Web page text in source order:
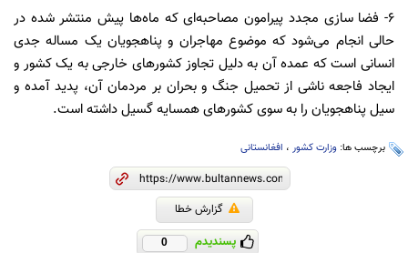
۶- فضا سازی مجدد پیرامون مصاحبه‌ای که ماه‌ها پیش منتشر شده در
حالی انجام می‌شود که موضوع مهاجران و پناهجویان یک مساله جدی
انسانی است که عمده آن به دلیل تجاوز کشور‌های خارجی به یک کشور و
ایجاد فاجعه ناشی از تحمیل جنگ و بحران بر مردمان آن، پدید آمده و
سیل پناهجویان را به سوی کشور‌های همسایه گسیل داشته است.
برچسب ها: وزارت کشور ، افغانستانی
گزارش خطا
پسندیدم 0